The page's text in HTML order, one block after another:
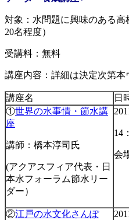
対象：水問題に興味のある
20名程度）
受講料：無料
講座内容：詳細は決定次第本
講座名 日
①世界の水事情・節水講
座
講師：橋本淳司氏
(アクアスフィア代表・日
本水フォーラム節水リー
ダー）
14
会
②江戸の水文化さんぽ